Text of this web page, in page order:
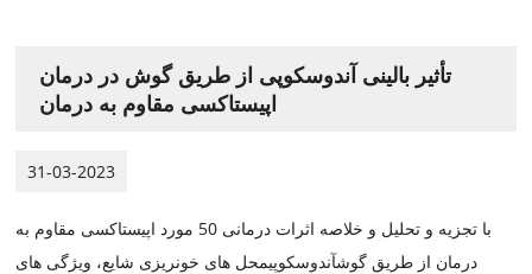
تأثیر بالینی آندوسکوپی از طریق گوش در درمان
اپیستاکسی مقاوم به درمان
31-03-2023
با تجزیه و تحلیل و خلاصه اثرات درمانی 50 مورد اپیستاکسی مقاوم به
درمان از طریق گوشآندوسکوپیمحل های خونریزی شایع، ویژگی های